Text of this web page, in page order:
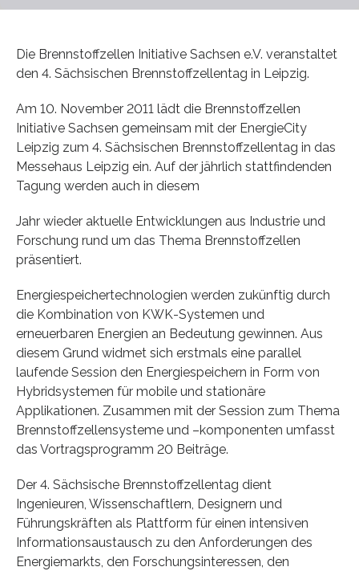
Die Brennstoffzellen Initiative Sachsen e.V. veranstaltet
den 4. Sächsischen Brennstoffzellentag in Leipzig.
Am 10. November 2011 lädt die Brennstoffzellen
Initiative Sachsen gemeinsam mit der EnergieCity
Leipzig zum 4. Sächsischen Brennstoffzellentag in das
Messehaus Leipzig ein. Auf der jährlich stattfindenden
Tagung werden auch in diesem
Jahr wieder aktuelle Entwicklungen aus Industrie und
Forschung rund um das Thema Brennstoffzellen
präsentiert.
Energiespeichertechnologien werden zukünftig durch
die Kombination von KWK-Systemen und
erneuerbaren Energien an Bedeutung gewinnen. Aus
diesem Grund widmet sich erstmals eine parallel
laufende Session den Energiespeichern in Form von
Hybridsystemen für mobile und stationäre
Applikationen. Zusammen mit der Session zum Thema
Brennstoffzellensysteme und –komponenten umfasst
das Vortragsprogramm 20 Beiträge.
Der 4. Sächsische Brennstoffzellentag dient
Ingenieuren, Wissenschaftlern, Designern und
Führungskräften als Plattform für einen intensiven
Informationsaustausch zu den Anforderungen des
Energiemarkts, den Forschungsinteressen, den